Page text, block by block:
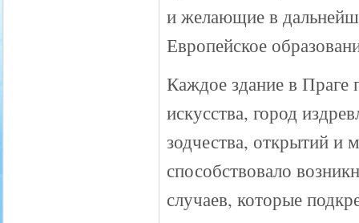
и желающие в
Европейское
Каждое здание в Праге
искусства, город
зодчества, открытий и
способствовало
случаев, которые